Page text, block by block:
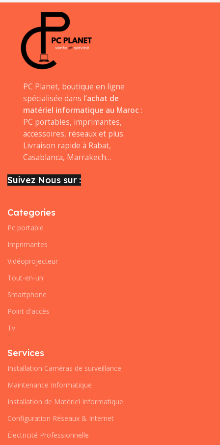
PC Planet, boutique en ligne
spécialisée dans l’achat de
matériel informatique au Maroc :
PC portables, imprimantes,
accessoires, réseaux et plus.
Livraison rapide à Rabat,
Casablanca, Marrakech…
Suivez Nous sur :
Categories
Pc portable
Imprimantes
Vidéoprojecteur
Tout-en-un
Smartphone
Point d'accès
Tv
Services
Installation Caméras de surveillance
Maintenance Informatique
Installation de Matériel Informatique
Configuration Réseaux & Internet
Électricité Professionnelle